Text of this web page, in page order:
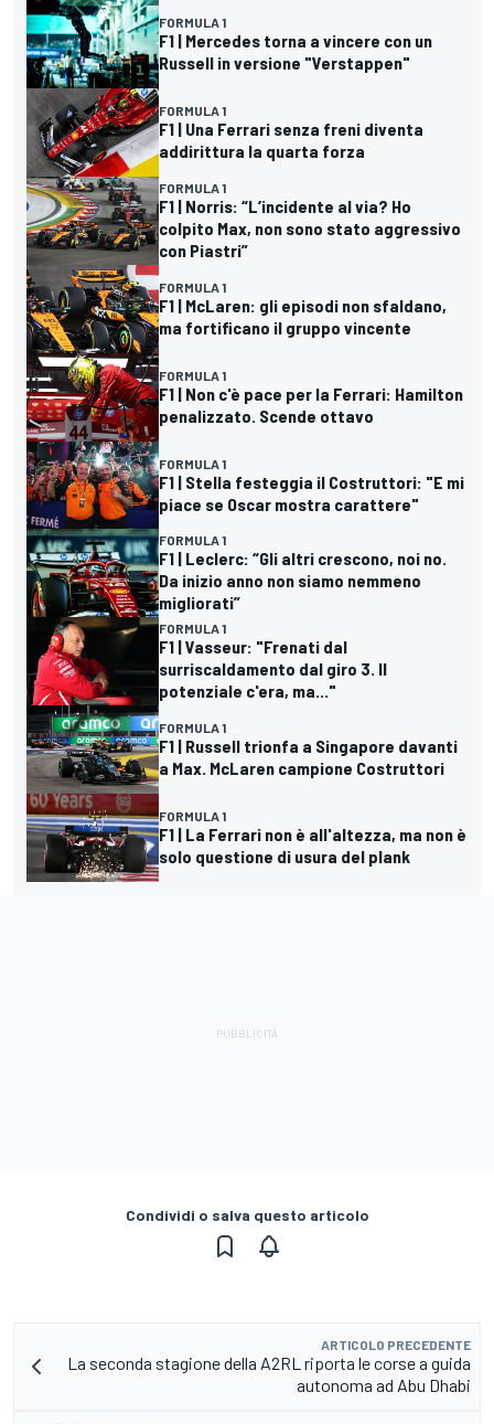
FORMULA 1
F1 | Mercedes torna a vincere con un
Russell in versione "Verstappen"
FORMULA 1
F1 | Una Ferrari senza freni diventa
addirittura la quarta forza
FORMULA 1
F1 | Norris: “L’incidente al via? Ho
colpito Max, non sono stato aggressivo
con Piastri”
FORMULA 1
F1 | McLaren: gli episodi non sfaldano,
ma fortificano il gruppo vincente
FORMULA 1
F1 | Non c'è pace per la Ferrari: Hamilton
penalizzato. Scende ottavo
FORMULA 1
F1 | Stella festeggia il Costruttori: "E mi
piace se Oscar mostra carattere"
FORMULA 1
F1 | Leclerc: “Gli altri crescono, noi no.
Da inizio anno non siamo nemmeno
migliorati”
FORMULA 1
F1 | Vasseur: "Frenati dal
surriscaldamento dal giro 3. Il
potenziale c'era, ma..."
FORMULA 1
F1 | Russell trionfa a Singapore davanti
a Max. McLaren campione Costruttori
FORMULA 1
F1 | La Ferrari non è all'altezza, ma non è
solo questione di usura del plank
Condividi o salva questo articolo
ARTICOLO PRECEDENTE
La seconda stagione della A2RL riporta le corse a guida
autonoma ad Abu Dhabi